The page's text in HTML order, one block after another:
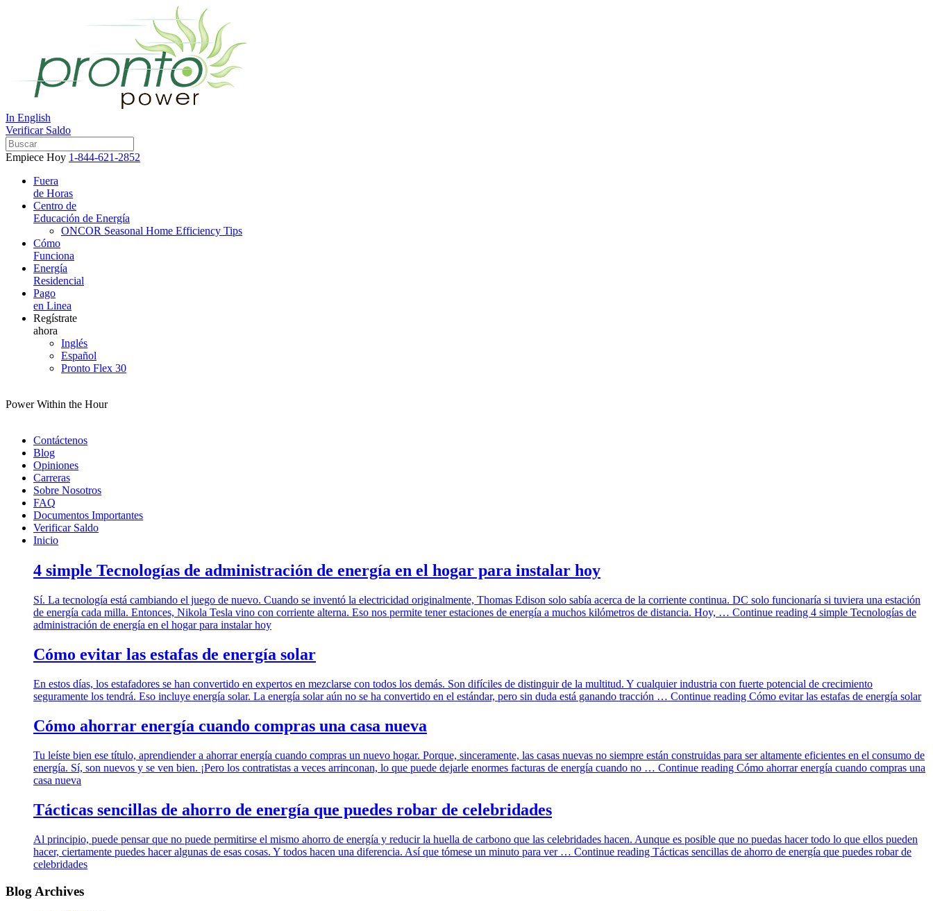
In English
Verificar Saldo
Empiece Hoy 1-844-621-2852
Fuera
de Horas
Centro de
Educación de Energía
ONCOR Seasonal Home Efficiency Tips
Cómo
Funciona
Energía
Residencial
Pago
en Linea
Regístrate
ahora
Inglés
Español
Pronto Flex 30
Power Within the Hour
Contáctenos
Blog
Opiniones
Carreras
Sobre Nosotros
FAQ
Documentos Importantes
Verificar Saldo
Inicio
4 simple Tecnologías de administración de energía en el hogar para instalar hoy
Sí. La tecnología está cambiando el juego de nuevo. Cuando se inventó la electricidad originalmente, Thomas Edison solo sabía acerca de la corriente continua. DC solo funcionaría si tuviera una estación
de energía cada milla. Entonces, Nikola Tesla vino con corriente alterna. Eso nos permite tener estaciones de energía a muchos kilómetros de distancia. Hoy, … Continue reading 4 simple Tecnologías de
administración de energía en el hogar para instalar hoy
Cómo evitar las estafas de energía solar
En estos días, los estafadores se han convertido en expertos en mezclarse con todos los demás. Son difíciles de distinguir de la multitud. Y cualquier industria con fuerte potencial de crecimiento
seguramente los tendrá. Eso incluye energía solar. La energía solar aún no se ha convertido en el estándar, pero sin duda está ganando tracción … Continue reading Cómo evitar las estafas de energía solar
Cómo ahorrar energía cuando compras una casa nueva
Tu leíste bien ese título, aprendiender a ahorrar energía cuando compras un nuevo hogar. Porque, sinceramente, las casas nuevas no siempre están construidas para ser altamente eficientes en el consumo de
energía. Sí, son nuevos y se ven bien. ¡Pero los contratistas a veces arrinconan, lo que puede dejarle enormes facturas de energía cuando no … Continue reading Cómo ahorrar energía cuando compras una
casa nueva
Tácticas sencillas de ahorro de energía que puedes robar de celebridades
Al principio, puede pensar que no puede permitirse el mismo ahorro de energía y reducir la huella de carbono que las celebridades hacen. Aunque es posible que no puedas hacer todo lo que ellos pueden
hacer, ciertamente puedes hacer algunas de esas cosas. Y todos hacen una diferencia. Así que tómese un minuto para ver … Continue reading Tácticas sencillas de ahorro de energía que puedes robar de
celebridades
Blog Archives